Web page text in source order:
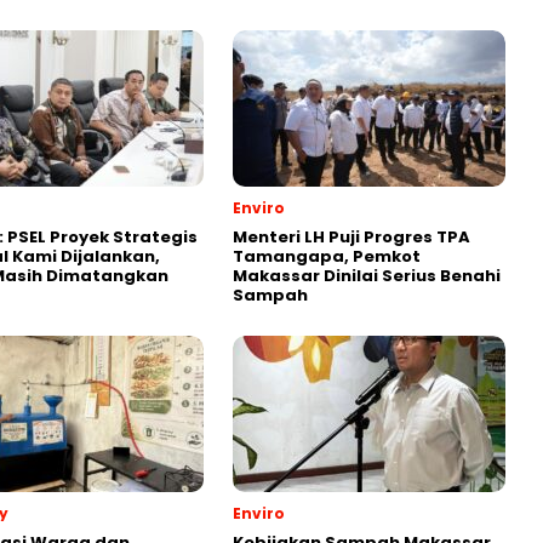
Proyek Strategis
Kami Dijalankan,
Dimatangkan
Enviro
Menteri LH Puji Progres TPA
Tamangapa, Pemkot
Makassar Dinilai Serius Benahi
Sampah
Enviro